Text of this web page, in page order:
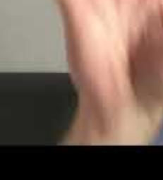
Bildungsabschluss
Anm: Sollte Ihr
bewertet werden,
Ingenieur-Zertifizierung
Mit dem Abschluss
6-jährige ,
und einen Nachweis
Mit dem Abschluss einer